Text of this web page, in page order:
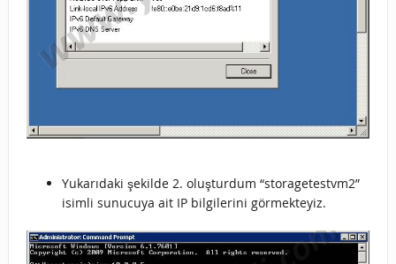
Yukarıdaki şekilde 2. oluşturdum “storagetestvm2”
isimli sunucuya ait IP bilgilerini görmekteyiz.